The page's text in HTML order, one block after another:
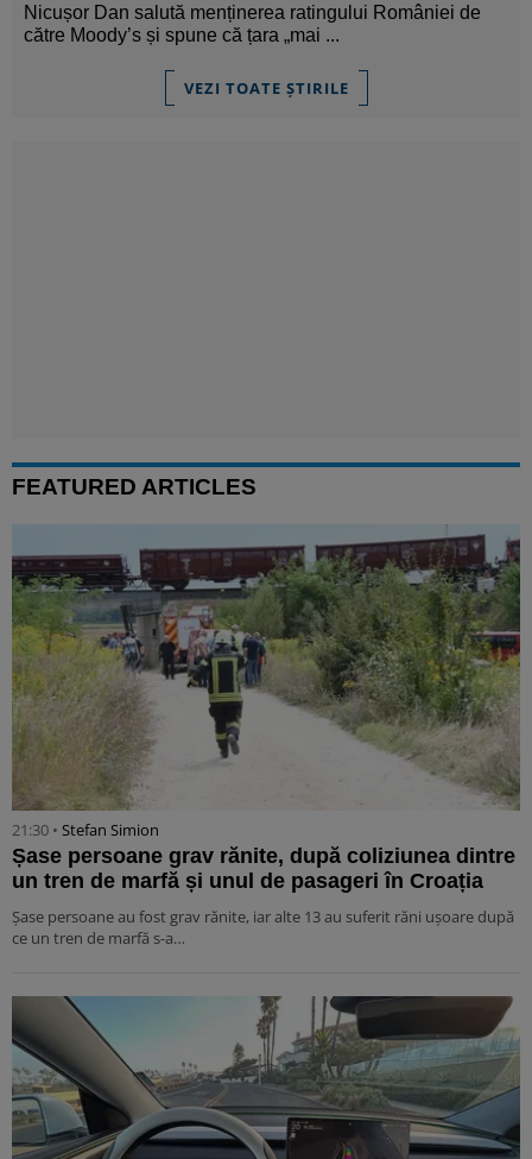
Nicușor Dan salută menținerea ratingului României de
către Moody’s și spune că țara „mai ...
VEZI TOATE ȘTIRILE
FEATURED ARTICLES
21:30 • Stefan Simion
Șase persoane grav rănite, după coliziunea dintre
un tren de marfă și unul de pasageri în Croația
Șase persoane au fost grav rănite, iar alte 13 au suferit răni ușoare după
ce un tren de marfă s-a…